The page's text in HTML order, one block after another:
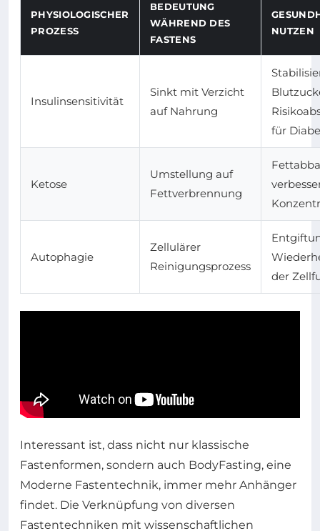
PHYSIOLOGISCHER
PROZESS
BEDEUTUNG
WÄHREND DES
FASTENS
NUTZEN
Insulinsensitivität
Sinkt mit Verzicht
auf Nahrung
für
Ketose
Umstellung auf
Fettverbrennung
Autophagie
Zellulärer
Reinigungsprozess
der
Interessant ist, dass nicht nur klassische
Fastenformen, sondern auch BodyFasting, eine
Moderne Fastentechnik, immer mehr Anhänger
findet. Die Verknüpfung von diversen
Fastentechniken mit wissenschaftlichen